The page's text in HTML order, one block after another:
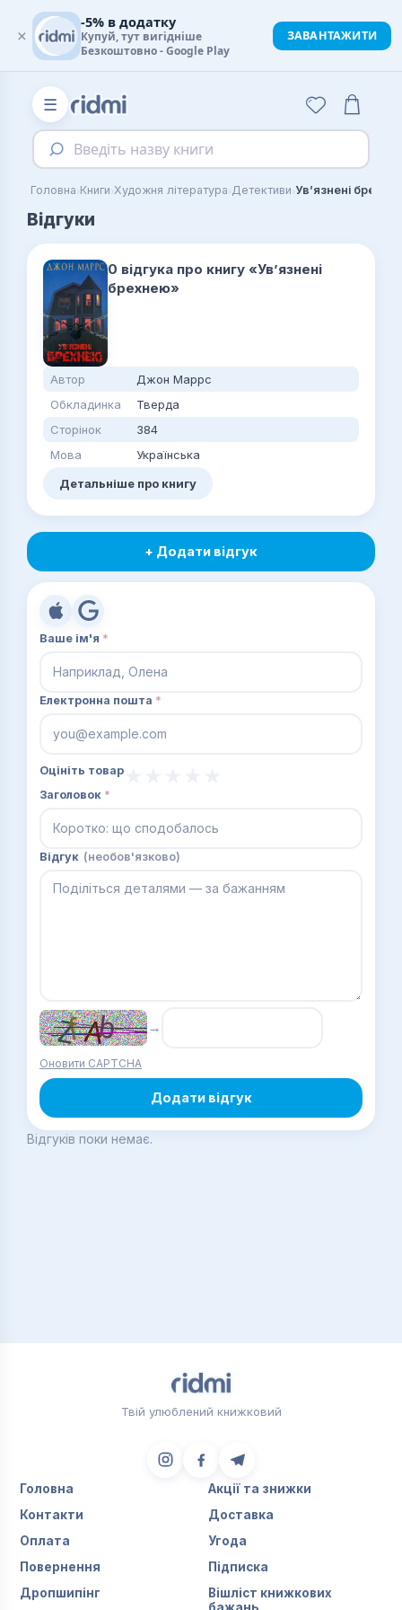
☰
Введіть назву книги
Головна›Книги›Художня література›Детективи›Увʼязнені
Відгуки
0 відгука про книгу «Увʼязнені
брехнею»
Автор
Джон Маррс
Обкладинка
Тверда
Сторінок
384
Мова
Українська
Детальніше про книгу
+ Додати відгук
Ваше ім'я *
Електронна пошта *
Оцініть товар
Заголовок *
Відгук (необов'язково)
→
Оновити CAPTCHA
Додати відгук
Відгуків поки немає.
Твій улюблений книжковий
Головна
Акції та знижки
Контакти
Доставка
Оплата
Угода
Повернення
Підписка
Дропшипінг
Вішліст книжкових
бажань
×
-5% в додатку
Купуй, тут вигідніше
Безкоштовно - Google Play
ЗАВАНТАЖИТИ